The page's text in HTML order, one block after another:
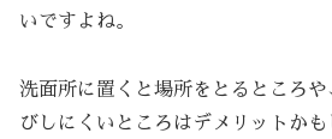
いですよね。
洗面所に置くと場所をとるところ
びしにくいところはデメリットかも